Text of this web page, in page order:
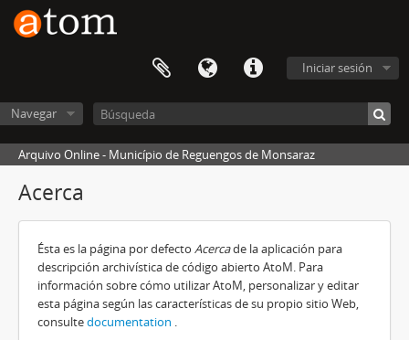
Iniciar sesión
Navegar
Arquivo Online - Município de Reguengos de Monsaraz
Acerca
Ésta es la página por defecto Acercade la aplicación para
descripción archivística de código abierto AtoM. Para
información sobre cómo utilizar AtoM, personalizar y editar
esta página según las características de su propio sitio Web,
consultedocumentation .